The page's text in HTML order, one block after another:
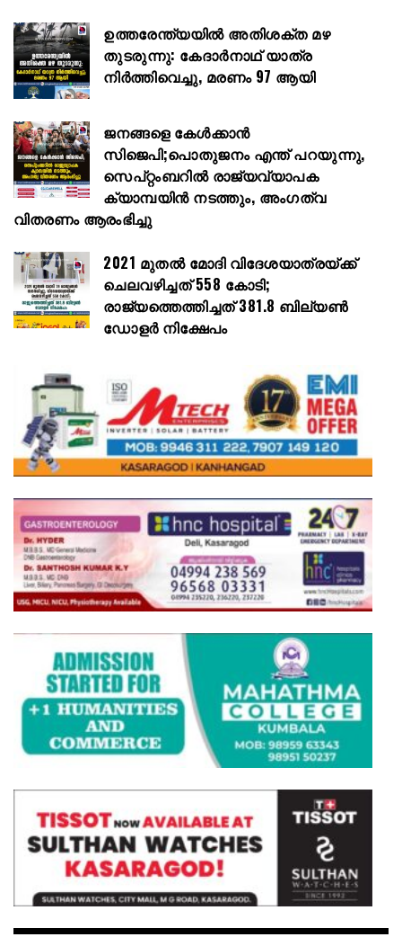
ഉത്തരേന്ത്യയിൽ അതിശക്ത മഴ
തുടരുന്നു: കേദാർനാഥ് യാത്ര
നിർത്തിവെച്ചു, മരണം 97 ആയി
ജനങ്ങളെ കേൾക്കാൻ
സിജെപി;പൊതുജനം എന്ത് പറയുന്നു,
സെപ്റ്റംബറിൽ രാജ്യവ്യാപക
ക്യാമ്പയിൻ നടത്തും, അംഗത്വ
വിതരണം ആരംഭിച്ചു
2021 മുതൽ മോദി വിദേശയാത്രയ്ക്ക്
ചെലവഴിച്ചത് 558 കോടി;
രാജ്യത്തെത്തിച്ചത് 381.8 ബില്യൺ
ഡോളർ നിക്ഷേപം